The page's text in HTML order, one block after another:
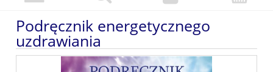
Podręcznik energetycznego
uzdrawiania